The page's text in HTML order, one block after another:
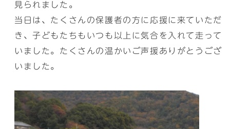
見られました。
当日は、たくさんの保護者の方に応援に来ていただ
き、子どもたちもいつも以上に気合を入れて走って
いました。たくさんの温かいご声援ありがとうござ
いました。